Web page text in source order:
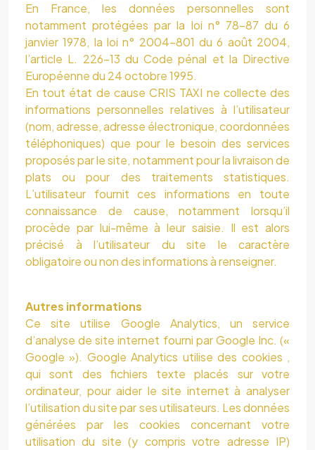
En France, les données personnelles sont
notamment protégées par la loi n° 78-87 du 6
janvier 1978, la loi n° 2004-801 du 6 août 2004,
l’article L. 226-13 du Code pénal et la Directive
Européenne du 24 octobre 1995.
En tout état de cause CRIS TAXI ne collecte des
informations personnelles relatives à l’utilisateur
(nom, adresse, adresse électronique, coordonnées
téléphoniques) que pour le besoin des services
proposés par le site, notamment pour la livraison de
plats ou pour des traitements statistiques.
L’utilisateur fournit ces informations en toute
connaissance de cause, notamment lorsqu’il
procède par lui-même à leur saisie. Il est alors
précisé à l’utilisateur du site le caractère
obligatoire ou non des informations à renseigner.
Autres informations
Ce site utilise Google Analytics, un service
d’analyse de site internet fourni par Google Inc. («
Google »). Google Analytics utilise des cookies ,
qui sont des fichiers texte placés sur votre
ordinateur, pour aider le site internet à analyser
l’utilisation du site par ses utilisateurs. Les données
générées par les cookies concernant votre
utilisation du site (y compris votre adresse IP)